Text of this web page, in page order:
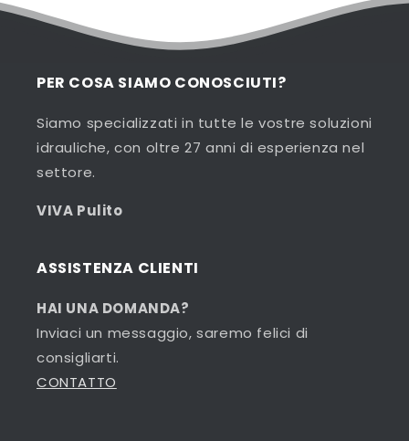
PER COSA SIAMO CONOSCIUTI?
Siamo specializzati in tutte le vostre soluzioni
idrauliche, con oltre 27 anni di esperienza nel
settore.
VIVA Pulito
ASSISTENZA CLIENTI
HAI UNA DOMANDA?
Inviaci un messaggio, saremo felici di
consigliarti.
CONTATTO